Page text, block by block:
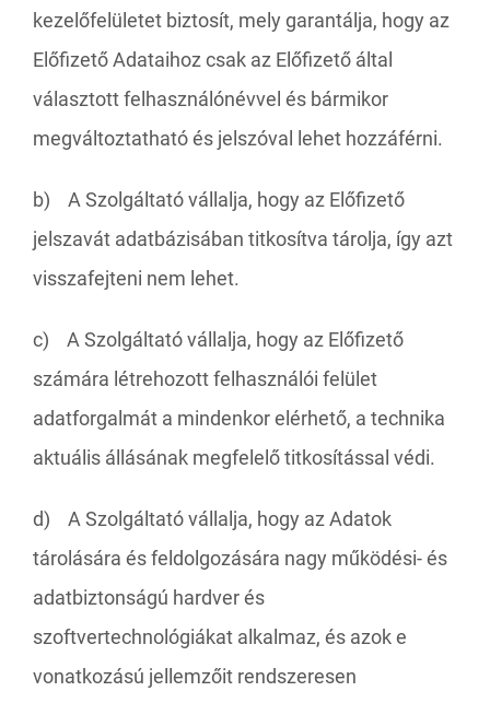
kezelőfelületet biztosít, mely garantálja, hogy az
Előfizető Adataihoz csak az Előfizető által
választott felhasználónévvel és bármikor
megváltoztatható és jelszóval lehet hozzáférni.
b) A Szolgáltató vállalja, hogy az Előfizető
jelszavát adatbázisában titkosítva tárolja, így azt
visszafejteni nem lehet.
c) A Szolgáltató vállalja, hogy az Előfizető
számára létrehozott felhasználói felület
adatforgalmát a mindenkor elérhető, a technika
aktuális állásának megfelelő titkosítással védi.
d) A Szolgáltató vállalja, hogy az Adatok
tárolására és feldolgozására nagy működési- és
adatbiztonságú hardver és
szoftvertechnológiákat alkalmaz, és azok e
vonatkozású jellemzőit rendszeresen